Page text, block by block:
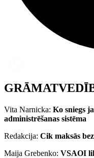
Vita Narnicka: Ko sniegs
administrēšanas sistēma
Redakcija: Cik maksās
Maija Grebenko: VSAOI